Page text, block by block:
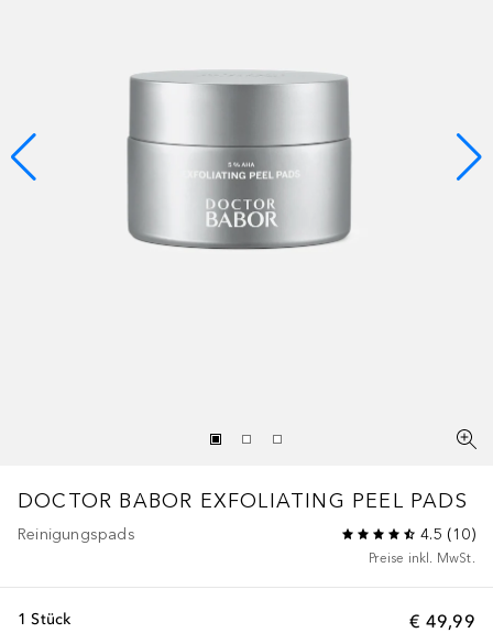
DOCTOR BABOR EXFOLIATING PEEL PADS
Reinigungspads 4.5 (10)
Preise inkl. MwSt.
€ 49,99
1 Stück